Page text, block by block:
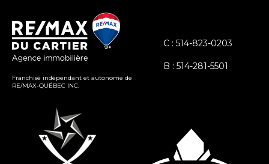
Franchisé indépendant et autonome de
RE/MAX-QUÉBEC INC.
C : 514-823-0203
B : 514-281-5501